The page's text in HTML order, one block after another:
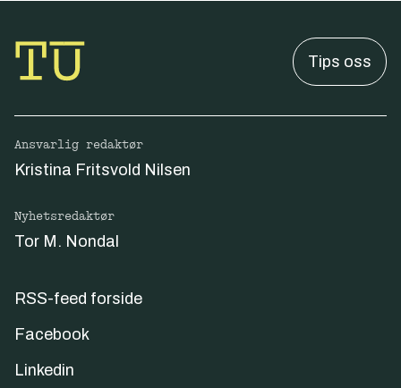
Tips oss
Ansvarlig redaktør
Kristina Fritsvold Nilsen
Nyhetsredaktør
Tor M. Nondal
RSS-feed forside
Facebook
Linkedin